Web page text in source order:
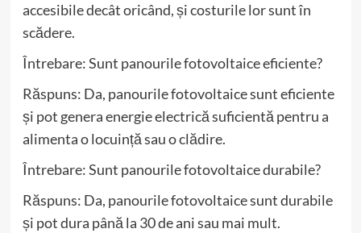
accesibile decât oricând, și costurile lor sunt în
scădere.
Întrebare: Sunt panourile fotovoltaice eficiente?
Răspuns: Da, panourile fotovoltaice sunt eficiente
și pot genera energie electrică suficientă pentru a
alimenta o locuință sau o clădire.
Întrebare: Sunt panourile fotovoltaice durabile?
Răspuns: Da, panourile fotovoltaice sunt durabile
și pot dura până la 30 de ani sau mai mult.